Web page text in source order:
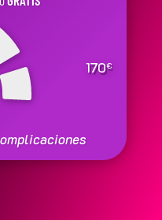
170€